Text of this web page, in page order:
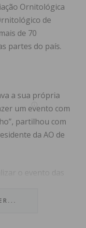
Ornitológica
de
de 70
partes do país.
a sua própria
um evento com
partilhou com
da AO de
o evento das
amplo,